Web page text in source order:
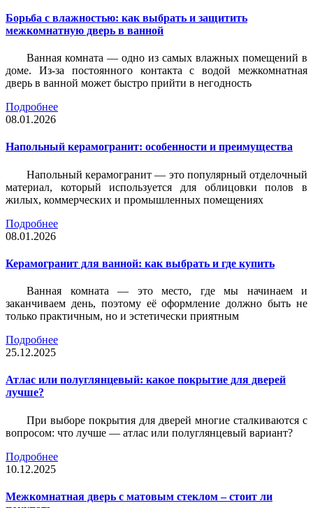
Борьба с влажностью: как выбрать и защитить
межкомнатную дверь в ванной
Ванная комната — одно из самых влажных помещений в
доме. Из-за постоянного контакта с водой межкомнатная
дверь в ванной может быстро прийти в негодность
Подробнее
08.01.2026
Напольный керамогранит: особенности и преимущества
Напольный керамогранит — это популярный отделочный
материал, который используется для облицовки полов в
жилых, коммерческих и промышленных помещениях
Подробнее
08.01.2026
Керамогранит для ванной: как выбрать и где купить
Ванная комната — это место, где мы начинаем и
заканчиваем день, поэтому её оформление должно быть не
только практичным, но и эстетически приятным
Подробнее
25.12.2025
Атлас или полуглянцевый: какое покрытие для дверей
лучше?
При выборе покрытия для дверей многие сталкиваются с
вопросом: что лучше — атлас или полуглянцевый вариант?
Подробнее
10.12.2025
Межкомнатная дверь с матовым стеклом – стоит ли